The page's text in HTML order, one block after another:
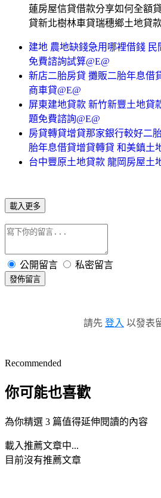
蓮房屋信貸借款分享如何全額
貸新北樹林車貸瑞穗鄉土地貸
建地 農地缺錢急用哪裡借錢
免費諮詢試算@E@
新店二胎房貸 攤販二胎年息借
商車貸@E@
屏東建地貸款 新竹新豐土地貸
題免費諮詢@E@
房貸轉貸增貸那家銀行較好二
胎年息借貸增貸轉貸 和美鎮土
台中豐原土地貸款 龍岡房屋土
載入更多
公開留言 私密留言
發佈留言
請先 登入 以發表
Recommended
你可能也喜歡
為你精選 3 篇值得延伸閱讀的內容
載入推薦文章中...
目前沒有推薦文章